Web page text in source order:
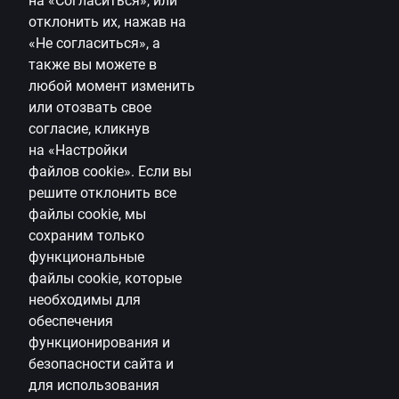
отклонить их, нажав на
«Не согласиться», а
также вы можете в
любой момент изменить
или отозвать свое
согласие, кликнув
на «Настройки
файлов cookie». Если вы
решите отклонить все
файлы cookie, мы
сохраним только
функциональные
файлы cookie, которые
необходимы для
обеспечения
функционирования и
безопасности сайта и
для использования
Citadele блог
Правила
Правила пользования страницей
Настройки файлов cookie
Обработка и защита персональных данных
Полезно
Тарифы для частных лиц
Тарифы для предприятий
Калькулятор валют
Калькуляторы
Доступность